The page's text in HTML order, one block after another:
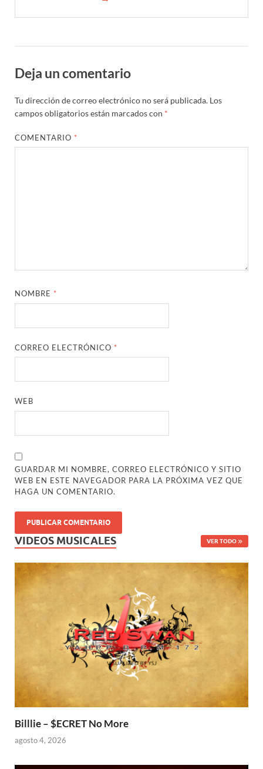
Deja un comentario
Tu dirección de correo electrónico no será publicada. Los
campos obligatorios están marcados con *
COMENTARIO *
NOMBRE *
CORREO ELECTRÓNICO *
WEB
GUARDAR MI NOMBRE, CORREO ELECTRÓNICO Y SITIO
WEB EN ESTE NAVEGADOR PARA LA PRÓXIMA VEZ QUE
HAGA UN COMENTARIO.
VIDEOS MUSICALES VER TODO
Billlie – $ECRET No More
agosto 4, 2026